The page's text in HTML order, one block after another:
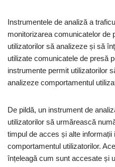
Instrumentele de analiză a
monitorizarea comunicatelor de
utilizatorilor să analizeze și să
utilizate comunicatele de presă
instrumente permit utilizatorilor
analizeze comportamentul
De pildă, un instrument de
utilizatorilor să urmărească
timpul de acces și alte informații
comportamentul utilizatorilor.
înțeleagă cum sunt accesate și